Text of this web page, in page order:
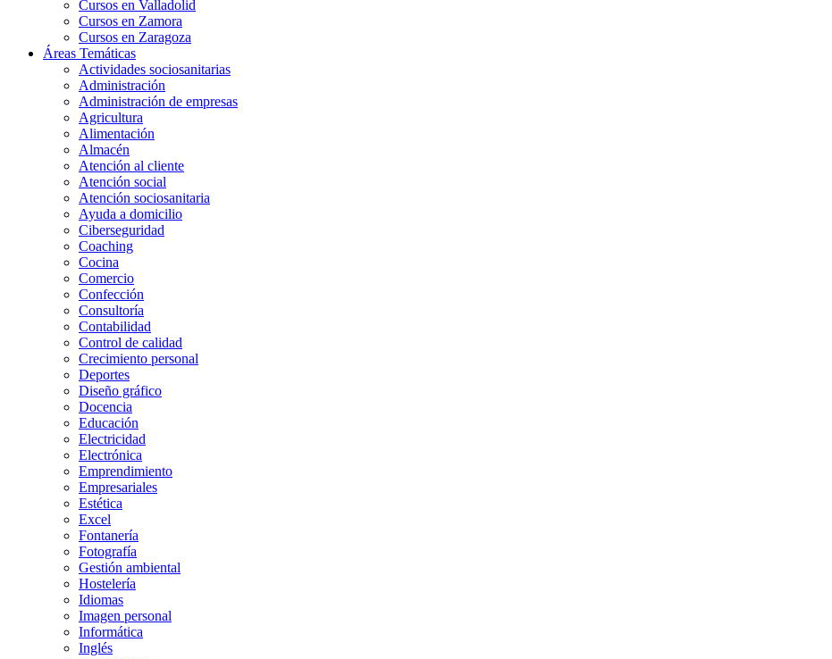
Cursos en Valladolid
Cursos en Zamora
Cursos en Zaragoza
Áreas Temáticas
Actividades sociosanitarias
Administración
Administración de empresas
Agricultura
Alimentación
Almacén
Atención al cliente
Atención social
Atención sociosanitaria
Ayuda a domicilio
Ciberseguridad
Coaching
Cocina
Comercio
Confección
Consultoría
Contabilidad
Control de calidad
Crecimiento personal
Deportes
Diseño gráfico
Docencia
Educación
Electricidad
Electrónica
Emprendimiento
Empresariales
Estética
Excel
Fontanería
Fotografía
Gestión ambiental
Hostelería
Idiomas
Imagen personal
Informática
Inglés